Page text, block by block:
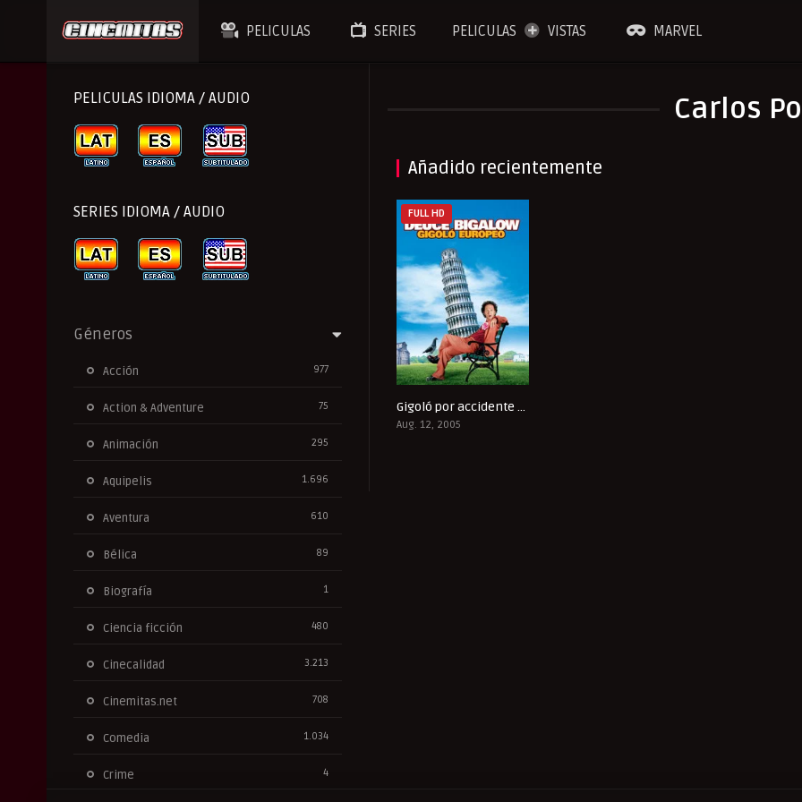
PELICULAS SERIES PELICULAS VISTAS MARVEL
Carlos
Añadido recientemente
4.7
FULL HD
Gigoló por accidente en Europa
Aug. 12, 2005
PELICULAS IDIOMA / AUDIO
SERIES IDIOMA / AUDIO
Géneros
Acción 977
Action & Adventure 75
Animación 295
Aquipelis 1.696
Aventura 610
Bélica 89
Biografía 1
Ciencia ficción 480
Cinecalidad 3.213
Cinemitas.net 708
Comedia 1.034
Crime 4